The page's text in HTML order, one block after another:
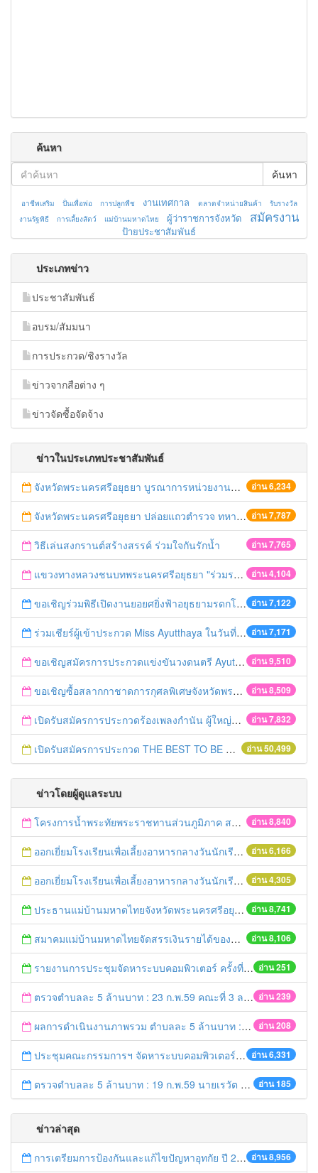
ค้นหา
ค้นหา
อาชีพเสริม ปั่นเพื่อพ่อ การปลูกพืช งานเทศกาล ตลาดจำหน่ายสินค้า
รับรางวัล
งานรัฐพิธี
การเลี้ยงสัตว์ แม่บ้านมหาดไทย ผู้ว่าราชการจังหวัด สมัครงาน
ป้ายประชาสัมพันธ์
ประเภทข่าว
ประชาสัมพันธ์
อบรม/สัมมนา
การประกวด/ชิงรางวัล
ข่าวจากสือต่าง ๆ
ข่าวจัดซื้อจัดจ้าง
ข่าวในประเภทประชาสัมพันธ์
อ่าน 6,234
จังหวัดพระนครศรีอยุธยา บูรณาการหน่วยงานที่เกี่ยวข้อง ลงพื้นที่จัดระเบียบและดำเนินมาตรการตามบทลงโทษสูงสุดกับผู้ประกอบการร้านค้าที่ยังฝ่าฝืนตั้งร้านค้ารุกล้ำเขตพื้นที่ทางหลวง เตรียมความปลอดภัยก่อนเทศกาลสงกรานต์
อ่าน 7,787
จังหวัดพระนครศรีอยุธยา ปล่อยแถวตำรวจ ทหาร ฝ่ายปกครอง กว่า 100 นาย ตรวจเข้มท่ารถสาธารณะ สถานีขนส่งรถโดยสาร วินรถตู้ และสถานีรถไฟ เตรียมรับมือเทศกาลสงกรานต์
อ่าน 7,765
วิธีเล่นสงกรานต์สร้างสรรค์ ร่วมใจกันรักน้ำ
อ่าน 4,104
แขวงทางหลวงชนบทพระนครศรีอยุธยา "ร่วมรณรงค์ ขับช้า เปิดไฟหน้า คาดเข็มขัด" เทศกาลสงกรานต์ ปี 2561
อ่าน 7,122
ขอเชิญร่วมพิธีเปิดงานยอยศยิ่งฟ้าอยุธยามรดกโลก
อ่าน 7,171
ร่วมเชียร์ผู้เข้าประกวด Miss Ayutthaya ในวันที่ 15 ธันวาคม 2560
อ่าน 9,510
ขอเชิญสมัครการประกวดแข่งขันวงดนตรี Ayutthaya battle of the bands
อ่าน 8,509
ขอเชิญซื้อสลากกาชาดการกุศลพิเศษจังหวัดพระนครศรีอยุธยา 2560
อ่าน 7,832
เปิดรับสมัครการประกวดร้องเพลงกำนัน ผู้ใหญ่บ้าน ฯลฯ
อ่าน 50,499
เปิดรับสมัครการประกวด THE BEST TO BE NUMBER ONE
ข่าวโดยผู้ดูแลระบบ
อ่าน 8,840
โครงการน้ำพระทัยพระราชทานส่วนภูมิภาค สภาสังคมสงเคราะห์แห่งประเทศไทย ในพระบรมราชูปถัมภ์ ประจำปี 2559
อ่าน 6,166
ออกเยี่ยมโรงเรียนเพื่อเลี้ยงอาหารกลางวันนักเรียนโรงเรียนที่อยู่ห่างไกลในพื้นที่ จ.พระนครศรีอยุธยา (โรงเรียนวัดลำตะเคียน)
อ่าน 4,305
ออกเยี่ยมโรงเรียนเพื่อเลี้ยงอาหารกลางวันนักเรียนโรงเรียนที่อยู่ห่างไกลในพื้นที่ จ.พระนครศรีอยุธยา (โรงเรียนวัดสนามทอง)
อ่าน 8,741
ประธานแม่บ้านมหาดไทยจังหวัดพระนครศรีอยุธยา และคณะฯ ออกเยี่ยมเยาวชนที่ได้รับทุนจากมูลนิธิร่วมจิตต์น้อมเกล้าฯ ปีการศึกษา 2558
อ่าน 8,106
สมาคมแม่บ้านมหาดไทยจัดสรรเงินรายได้ของสมาคมฯมอบทุนการศึกษา ประจำปี 2559
อ่าน 251
รายงานการประชุมจัดหาระบบคอมพิวเตอร์ ครั้งที่ 1 / 2559
อ่าน 239
ตรวจตำบลละ 5 ล้านบาท : 23 ก.พ.59 คณะที่ 3 ลงพื้นที่ อ.บางปะอิน
อ่าน 208
ผลการดำเนินงานภาพรวม ตำบลละ 5 ล้านบาท : 21 ก.พ. 59 เวลา 20.20 น.
อ่าน 6,331
ประชุมคณะกรรมการฯ จัดหาระบบคอมพิวเตอร์ ครั้งที่ 1/2559
อ่าน 185
ตรวจตำบลละ 5 ล้านบาท : 19 ก.พ.59 นายเรวัต ประสงค์ รอง ผวจ.1 ลงพื้นที่ อ.ท่าเรือ
ข่าวล่าสุด
อ่าน 8,956
การเตรียมการป้องกันและแก้ไขปัญหาอุทกัย ปี 2561